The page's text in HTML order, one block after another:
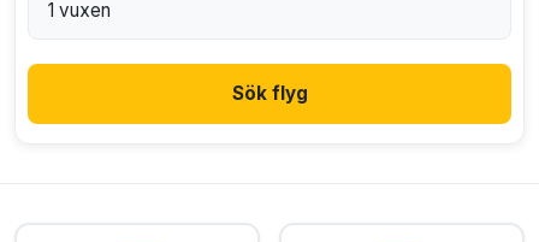
Sök flyg